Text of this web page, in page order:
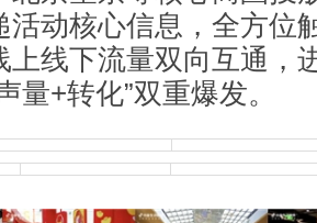
活动核心信息，全方位
上线下流量双向互通，
量+转化”双重爆发。